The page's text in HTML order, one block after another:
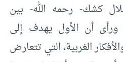
كشك- رحمه الله- بين
ورأى أن الأول يهدف إلى
الغربية، التي تتعارض